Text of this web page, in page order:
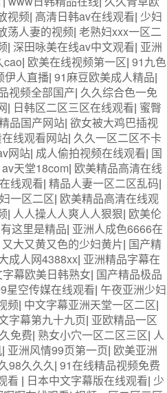
视频| 高清日韩av在线观看| 少妇
荡人妻的视频| 老熟妇xxx一区二
| 深田咏美在线av中文观看| 亚洲
cao| 欧美在线视频第一区| 91九色
伊人直播| 91麻豆欧美成人精品|
视频全部国产| 久久综合色一免
| 日韩区二区三区在线观看| 蜜臀
品国产网站| 欲女被大鸡巴插视
线观看网站| 久久一区二区不卡
网站| 成人偷拍视频在线观看| 国
av天堂18com| 欧美精品高清在线
线观看| 精品人妻一区二区乱码|
一区二区| 欧美精品高清在线观
| 人人操人人爽人人狠狠| 欧美伦
这里是精品| 亚洲人成色6666在
又大又黄又色的少妇黄片| 国产精
成人网4388xx| 亚洲精品字幕在
字幕欧美日韩熟女| 国产精品极品
星空传媒在线观看| 午夜亚洲少妇
频| 中文字幕亚洲天堂一区二区|
字幕第九十九页| 亚欧精品一区
免费| 熟女小穴一区二区三区| 人
| 亚洲风情99页第一页| 欧美亚洲
98久久久| 91在线精品视频免费
看 | 日本中文字幕版在线观看| 少